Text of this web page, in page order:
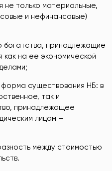
не только материальные,
и нефинансовые)
богатства, принадлежащие
как на ее экономической
существования НБ: в
так и
принадлежащее
лицам —
между стоимостью